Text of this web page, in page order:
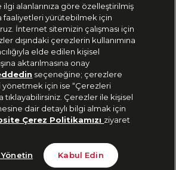
Sepete Ekle
Edin
alanlarınıza göre özelleştirilmiş
faaliyetleri yürütebilmek için
İnternet sitemizin çalışması için
dışındaki çerezlerin kullanımına
elde edilen kişisel
aktarılmasına onay
seçeneğine; çerezlere
yönetmek için ise “Çerezleri
tıklayabilirsiniz. Çerezler ile kişisel
dair detaylı bilgi almak için
Çerez Politikamızı ziyaret
Kabul Edin